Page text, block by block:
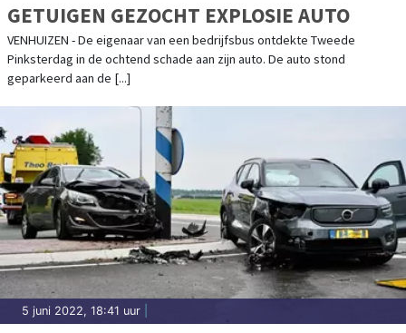
GETUIGEN GEZOCHT EXPLOSIE AUTO
VENHUIZEN - De eigenaar van een bedrijfsbus ontdekte Tweede
Pinksterdag in de ochtend schade aan zijn auto. De auto stond
geparkeerd aan de [...]
5 juni 2022, 18:41 uur